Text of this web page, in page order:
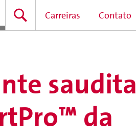
Carreiras Contato
saudita
da